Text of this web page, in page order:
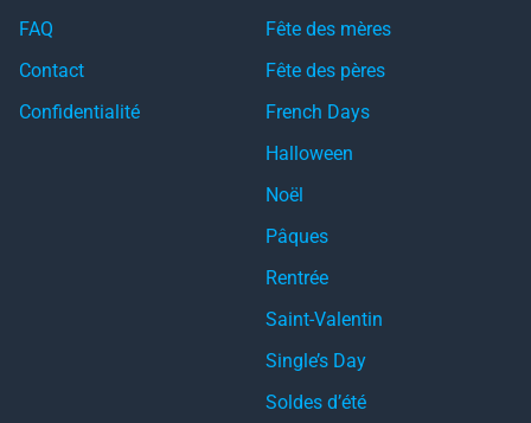
FAQ
Contact
Confidentialité
Fête des mères
Fête des pères
French Days
Halloween
Noël
Pâques
Rentrée
Saint-Valentin
Single’s Day
Soldes d’été